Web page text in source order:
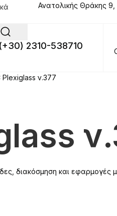
Ανατολικής Θράκης
(+30) 2310-538710
ν.377
διακόσμηση και εφαρμογές